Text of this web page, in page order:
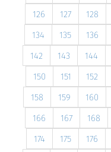
126
127 128
134
135 136
142
143 144
150
151 152
158
159 160
166
167 168
174
175 176